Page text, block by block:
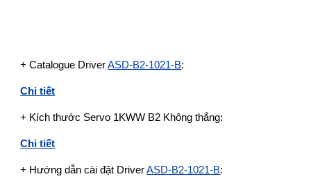
+ Catalogue DriverASD-B2-1021-B:
Chi tiết
+ Kích thước Servo 1KWW B2 Không thắng:
Chi tiết
+ Hướng dẫn cài đặt DriverASD-B2-1021-B: